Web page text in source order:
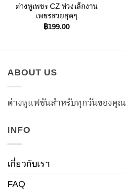
ต่างหูเพชร CZ ห่วงเล็กงาน
เพชรสวยสุดๆ
฿199.00
ABOUT US
ต่างหูแฟชันสำหรับทุกวันของคุณ
INFO
เกี่ยวกับเรา
FAQ